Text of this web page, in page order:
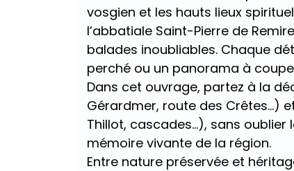
vosgien et les hauts lieux
l’abbatiale Saint-Pierre de
balades inoubliables. Chaque
perché ou un panorama à
Dans cet ouvrage, partez à la
Gérardmer, route des Crêtes…)
Thillot, cascades…), sans
mémoire vivante de la région.
Entre nature préservée et